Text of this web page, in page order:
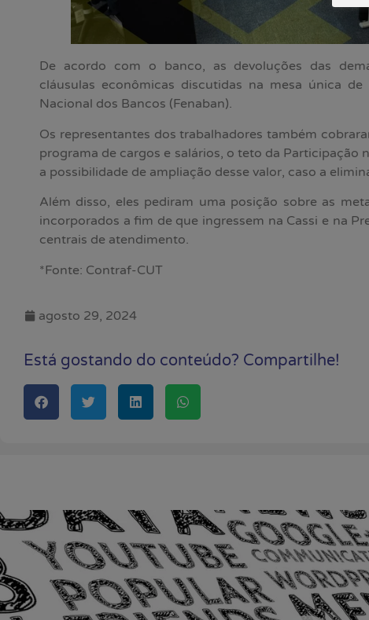
De acordo com o banco, as devoluções das
cláusulas econômicas discutidas na mesa única
Nacional dos Bancos (Fenaban).
Os representantes dos trabalhadores também
programa de cargos e salários, o teto da Participação
a possibilidade de ampliação desse valor, caso a
Além disso, eles pediram uma posição sobre as
incorporados a fim de que ingressem na Cassi e na
centrais de atendimento.
*Fonte: Contraf-CUT
agosto 29, 2024
Está gostando do conteúdo? Compartilhe!